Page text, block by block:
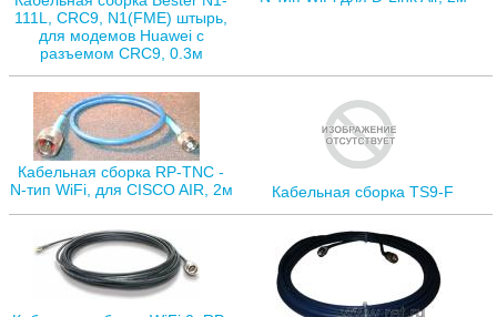
111L, CRC9, N1(FME) штырь,
для модемов Huawei с
разъемом CRC9, 0.3м
Кабельная сборка RP-TNC -
N-тип WiFi, для CISCO AIR, 2м
Кабельная сборка TS9-F